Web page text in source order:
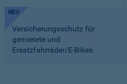
NEU
Versicherungsschutz für
gemietete und
Ersatzfahrräder/E-Bikes